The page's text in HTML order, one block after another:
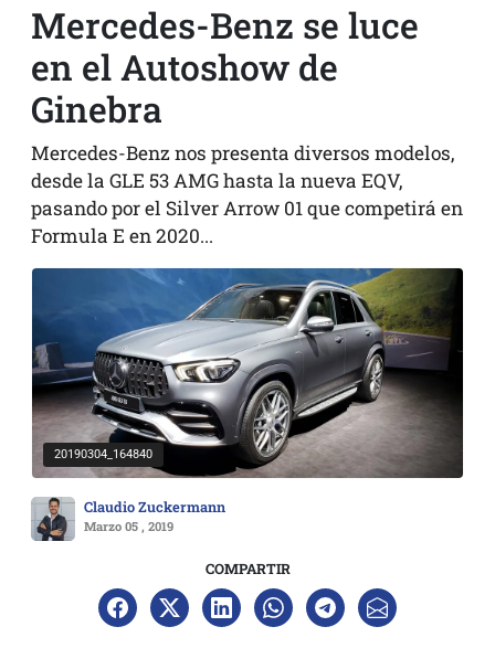
Mercedes-Benz se luce
en el Autoshow de
Ginebra
Mercedes-Benz nos presenta diversos modelos,
desde la GLE 53 AMG hasta la nueva EQV,
pasando por el Silver Arrow 01 que competirá en
Formula E en 2020...
20190304_164840
Claudio Zuckermann
Marzo 05 , 2019
COMPARTIR